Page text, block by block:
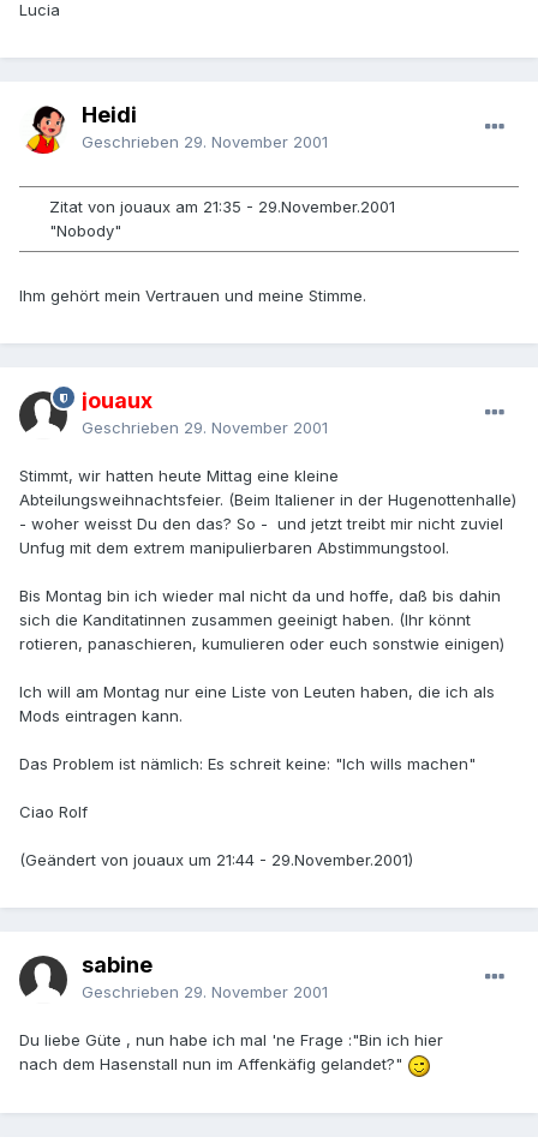
Lucia
Heidi
Geschrieben 29. November 2001
Zitat von jouaux am 21:35 - 29.November.2001
"Nobody"
Ihm gehört mein Vertrauen und meine Stimme.
jouaux
Geschrieben 29. November 2001
Stimmt, wir hatten heute Mittag eine kleine
Abteilungsweihnachtsfeier. (Beim Italiener in der Hugenottenhalle)
- woher weisst Du den das? So - und jetzt treibt mir nicht zuviel
Unfug mit dem extrem manipulierbaren Abstimmungstool.
Bis Montag bin ich wieder mal nicht da und hoffe, daß bis dahin
sich die Kanditatinnen zusammen geeinigt haben. (Ihr könnt
rotieren, panaschieren, kumulieren oder euch sonstwie einigen)
Ich will am Montag nur eine Liste von Leuten haben, die ich als
Mods eintragen kann.
Das Problem ist nämlich: Es schreit keine: "Ich wills machen"
Ciao Rolf
(Geändert von jouaux um 21:44 - 29.November.2001)
sabine
Geschrieben 29. November 2001
Du liebe Güte , nun habe ich mal 'ne Frage :"Bin ich hier
nach dem Hasenstall nun im Affenkäfig gelandet?"